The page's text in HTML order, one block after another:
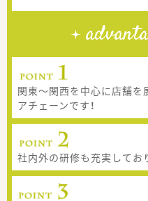
関東～関西を中心に店舗を
アチェーンです！
社内外の研修も充実してお